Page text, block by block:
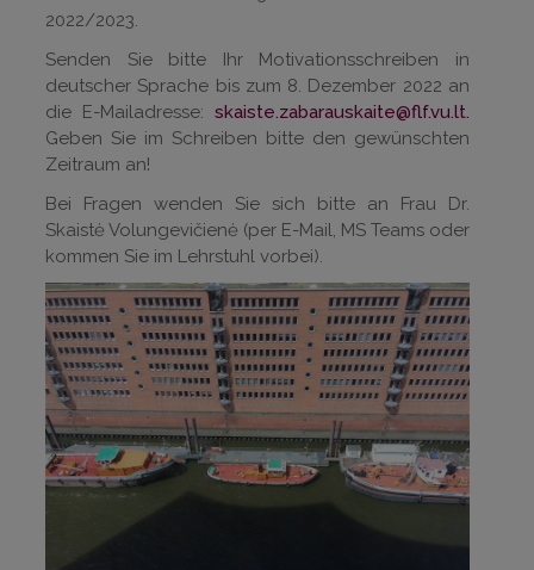
2022/2023.
Senden Sie bitte Ihr Motivationsschreiben in
deutscher Sprache bis zum 8. Dezember 2022 an
die E-Mailadresse: skaiste.zabarauskaite@flf.vu.lt.
Geben Sie im Schreiben bitte den gewünschten
Zeitraum an!
Bei Fragen wenden Sie sich bitte an Frau Dr.
Skaistė Volungevičienė (per E-Mail, MS Teams oder
kommen Sie im Lehrstuhl vorbei).